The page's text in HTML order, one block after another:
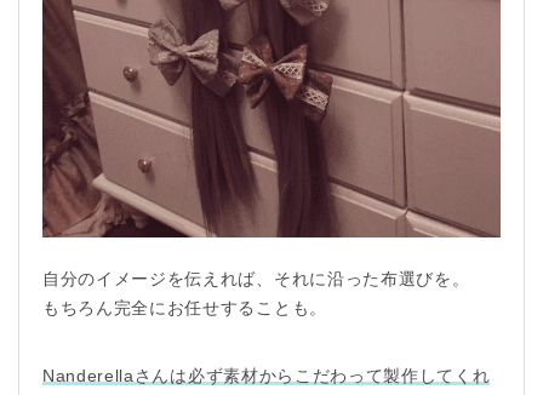
自分のイメージを伝えれば、それに沿った布選びを。
もちろん完全にお任せすることも。
Nanderella さんは必ず素材からこだわって製作してくれ